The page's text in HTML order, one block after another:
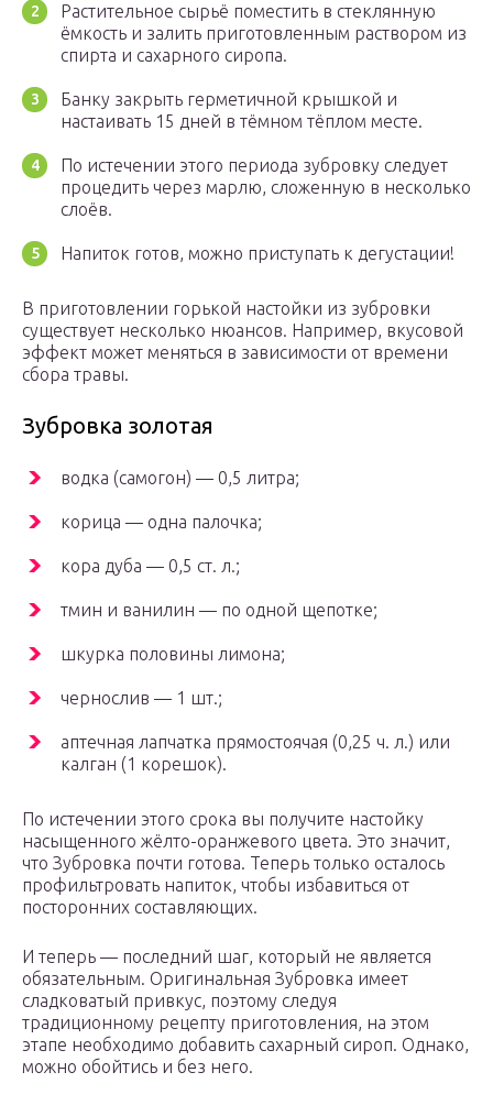
Растительное сырьё поместить в стеклянную
ёмкость и залить приготовленным раствором из
спирта и сахарного сиропа.
Банку закрыть герметичной крышкой и
настаивать 15 дней в тёмном тёплом месте.
По истечении этого периода зубровку следует
процедить через марлю, сложенную в несколько
слоёв.
Напиток готов, можно приступать к дегустации!
В приготовлении горькой настойки из зубровки
существует несколько нюансов. Например, вкусовой
эффект может меняться в зависимости от времени
сбора травы.
Зубровка золотая
водка (самогон) — 0,5 литра;
корица — одна палочка;
кора дуба — 0,5 ст. л.;
тмин и ванилин — по одной щепотке;
шкурка половины лимона;
чернослив — 1 шт.;
аптечная лапчатка прямостоячая (0,25 ч. л.) или
калган (1 корешок).
По истечении этого срока вы получите настойку
насыщенного жёлто-оранжевого цвета. Это значит,
что Зубровка почти готова. Теперь только осталось
профильтровать напиток, чтобы избавиться от
посторонних составляющих.
И теперь — последний шаг, который не является
обязательным. Оригинальная Зубровка имеет
сладковатый привкус, поэтому следуя
традиционному рецепту приготовления, на этом
этапе необходимо добавить сахарный сироп. Однако,
можно обойтись и без него.